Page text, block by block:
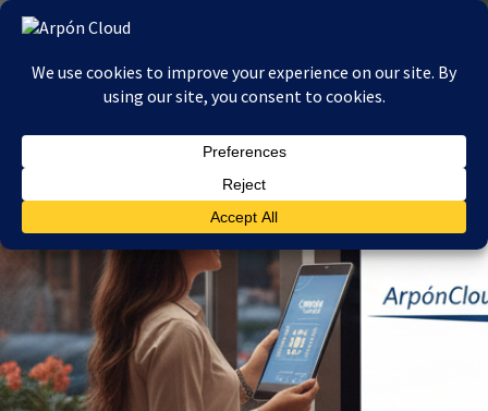
Ir
contenido